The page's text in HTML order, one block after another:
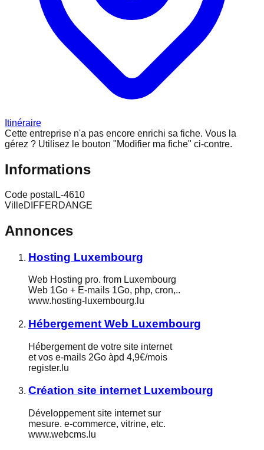
Itinéraire
Cette entreprise n'a pas encore enrichi sa fiche. Vous la
gérez ? Utilisez le bouton "Modifier ma fiche" ci-contre.
Informations
Code postal L-4610
VilleDIFFERDANGE
Annonces
Hosting Luxembourg
Web Hosting pro. from Luxembourg
Web 1Go + E-mails 1Go, php, cron,..
www.hosting-luxembourg.lu
Hébergement Web Luxembourg
Hébergement de votre site internet
et vos e-mails 2Go àpd 4,9€/mois
register.lu
Création site internet Luxembourg
Développement site internet sur
mesure. e-commerce, vitrine, etc.
www.webcms.lu